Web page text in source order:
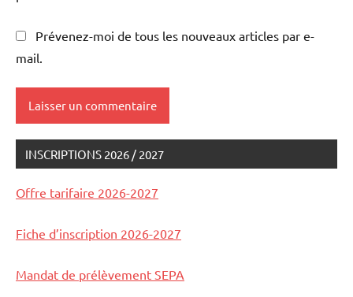
Prévenez-moi de tous les nouveaux articles par e-
mail.
INSCRIPTIONS 2026 / 2027
Offre tarifaire 2026-2027
Fiche d’inscription 2026-2027
Mandat de prélèvement SEPA